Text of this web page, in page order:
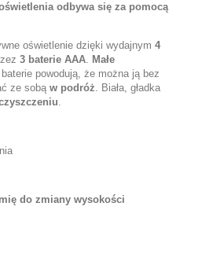
odbywa się za pomocą
oświetlenie dzięki wydajnym 4
3 baterie AAA. Małe
powodują, że można ją bez
ze sobą w podróż. Biała, gładka
.
do zmiany wysokości